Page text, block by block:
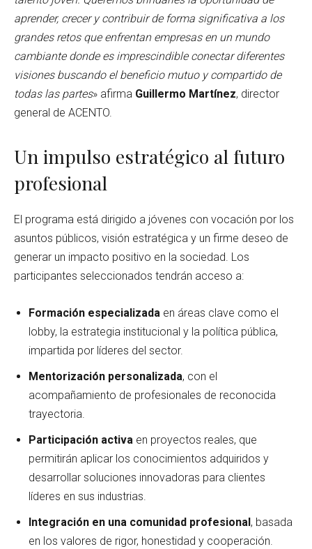
aprender, crecer y contribuir de forma significativa a los
grandes retos que enfrentan empresas en un mundo
cambiante donde es imprescindible conectar diferentes
visiones buscando el beneficio mutuo y compartido de
todas las partes» afirma Guillermo Martínez, director
general de ACENTO.
Un impulso estratégico al futuro
profesional
El programa está dirigido a jóvenes con vocación por los
asuntos públicos, visión estratégica y un firme deseo de
generar un impacto positivo en la sociedad. Los
participantes seleccionados tendrán acceso a:
Formación especializada en áreas clave como el
lobby, la estrategia institucional y la política pública,
impartida por líderes del sector.
Mentorización personalizada, con el
acompañamiento de profesionales de reconocida
trayectoria.
Participación activa en proyectos reales, que
permitirán aplicar los conocimientos adquiridos y
desarrollar soluciones innovadoras para clientes
líderes en sus industrias.
Integración en una comunidad profesional, basada
en los valores de rigor, honestidad y cooperación.